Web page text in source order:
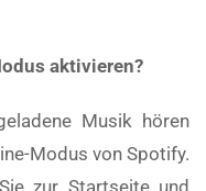
aktivieren?
Musik hören
Modus von Spotify.